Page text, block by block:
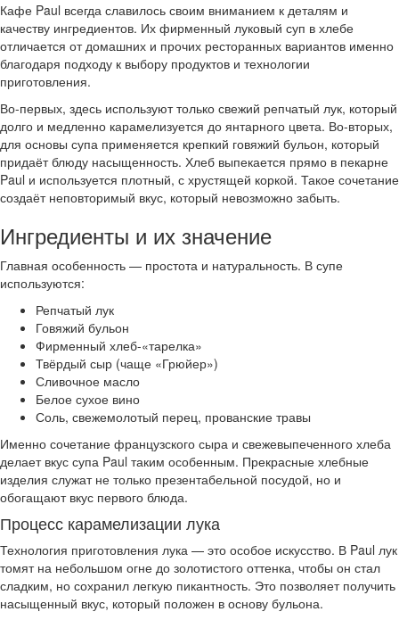
Кафе Paul всегда славилось своим вниманием к деталям и
качеству ингредиентов. Их фирменный луковый суп в хлебе
отличается от домашних и прочих ресторанных вариантов именно
благодаря подходу к выбору продуктов и технологии
приготовления.
Во-первых, здесь используют только свежий репчатый лук, который
долго и медленно карамелизуется до янтарного цвета. Во-вторых,
для основы супа применяется крепкий говяжий бульон, который
придаёт блюду насыщенность. Хлеб выпекается прямо в пекарне
Paul и используется плотный, с хрустящей коркой. Такое сочетание
создаёт неповторимый вкус, который невозможно забыть.
Ингредиенты и их значение
Главная особенность — простота и натуральность. В супе
используются:
Репчатый лук
Говяжий бульон
Фирменный хлеб-«тарелка»
Твёрдый сыр (чаще «Грюйер»)
Сливочное масло
Белое сухое вино
Соль, свежемолотый перец, прованские травы
Именно сочетание французского сыра и свежевыпеченного хлеба
делает вкус супа Paul таким особенным. Прекрасные хлебные
изделия служат не только презентабельной посудой, но и
обогащают вкус первого блюда.
Процесс карамелизации лука
Технология приготовления лука — это особое искусство. В Paul лук
томят на небольшом огне до золотистого оттенка, чтобы он стал
сладким, но сохранил легкую пикантность. Это позволяет получить
насыщенный вкус, который положен в основу бульона.